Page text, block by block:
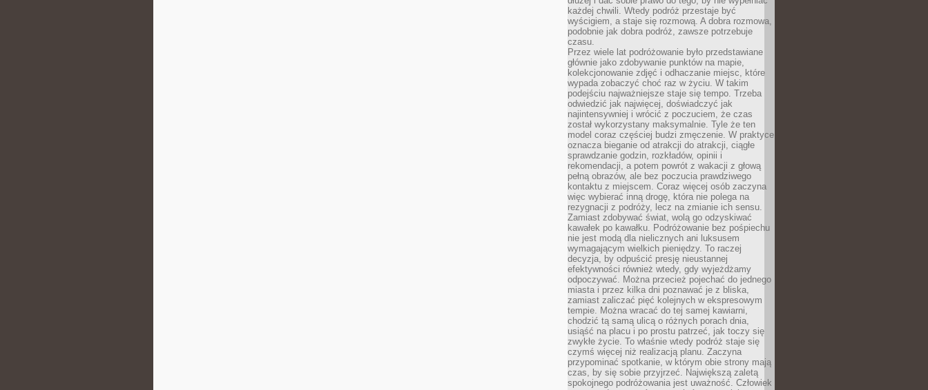
każdej chwili. Wtedy podróż przestaje być
wyścigiem, a staje się rozmową. A dobra rozmowa,
podobnie jak dobra podróż, zawsze potrzebuje
czasu.
Przez wiele lat podróżowanie było przedstawiane
głównie jako zdobywanie punktów na mapie,
kolekcjonowanie zdjęć i odhaczanie miejsc, które
wypada zobaczyć choć raz w życiu. W takim
podejściu najważniejsze staje się tempo. Trzeba
odwiedzić jak najwięcej, doświadczyć jak
najintensywniej i wrócić z poczuciem, że czas
został wykorzystany maksymalnie. Tyle że ten
model coraz częściej budzi zmęczenie. W praktyce
oznacza bieganie od atrakcji do atrakcji, ciągłe
sprawdzanie godzin, rozkładów, opinii i
rekomendacji, a potem powrót z wakacji z głową
pełną obrazów, ale bez poczucia prawdziwego
kontaktu z miejscem. Coraz więcej osób zaczyna
więc wybierać inną drogę, która nie polega na
rezygnacji z podróży, lecz na zmianie ich sensu.
Zamiast zdobywać świat, wolą go odzyskiwać
kawałek po kawałku. Podróżowanie bez pośpiechu
nie jest modą dla nielicznych ani luksusem
wymagającym wielkich pieniędzy. To raczej
decyzja, by odpuścić presję nieustannej
efektywności również wtedy, gdy wyjeżdżamy
odpoczywać. Można przecież pojechać do jednego
miasta i przez kilka dni poznawać je z bliska,
zamiast zaliczać pięć kolejnych w ekspresowym
tempie. Można wracać do tej samej kawiarni,
chodzić tą samą ulicą o różnych porach dnia,
usiąść na placu i po prostu patrzeć, jak toczy się
zwykłe życie. To właśnie wtedy podróż staje się
czymś więcej niż realizacją planu. Zaczyna
przypominać spotkanie, w którym obie strony mają
czas, by się sobie przyjrzeć. Największą zaletą
spokojnego podróżowania jest uważność. Człowiek